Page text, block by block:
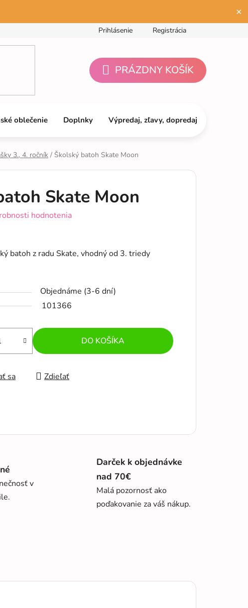
×
Prihlásenie Registrácia
NÁKUPNÝ
PRÁZDNY KOŠÍK
oblečenie Doplnky Výpredaj, zľavy, dopredaj
3., 4. ročník / Školský batoh Skate Moon
Skate Moon
hodnotenia
batoh z radu Skate, vhodný od 3. triedy
Objednáme (3-6 dní)
101366
DO KOŠÍKA
sa Zdieľať
v
Darček k objednávke
nad 70€
Malá pozornosť ako
poďakovanie za váš nákup.